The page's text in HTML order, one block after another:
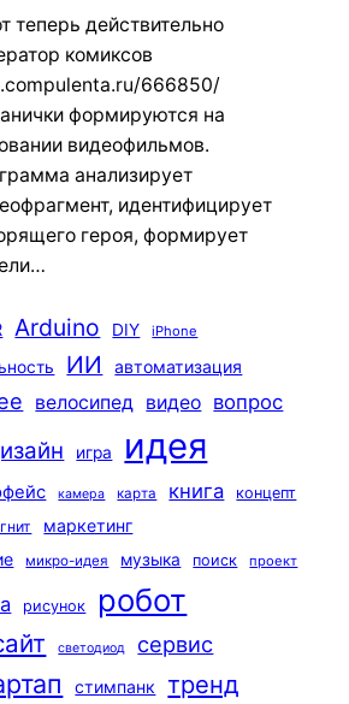
теперь действительно
комиксов
666850/
формируются на
видеофильмов.
анализирует
идентифицирует
героя, формирует
Arduino DIY iPhone
ИИ автоматизация
велосипед видео вопрос
игра идея
камера карта книга
концепт
маркетинг
микро-идея музыка поиск проект
рисунок робот
светодиод сервис
стимпанк тренд